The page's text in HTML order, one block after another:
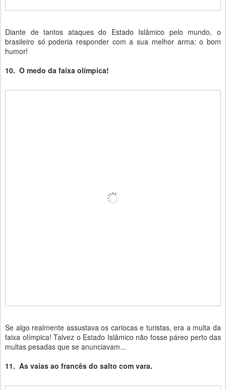
Diante de tantos ataques do Estado Islâmico pelo mundo, o
brasileiro só poderia responder com a sua melhor arma: o bom
humor!
10. O medo da faixa olímpica!
Se algo realmente assustava os cariocas e turistas, era a multa da
faixa olímpica! Talvez o Estado Islâmico não fosse páreo perto das
multas pesadas que se anunciavam...
11. As vaias ao francês do salto com vara.